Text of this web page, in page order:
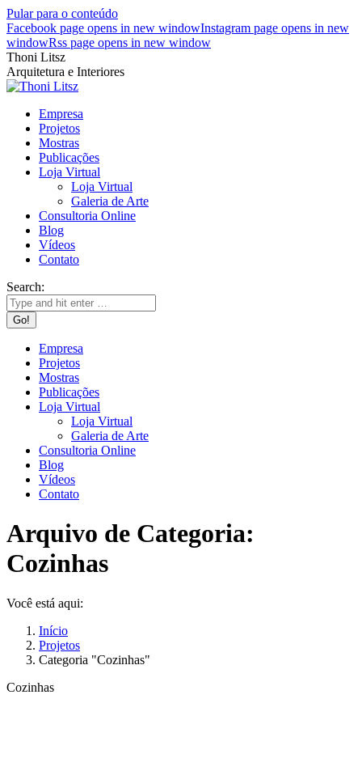
Pular para o conteúdo
Facebook page opens in new windowInstagram page opens in new
windowRss page opens in new window
Thoni Litsz
Arquitetura e Interiores
Empresa
Projetos
Mostras
Publicações
Loja Virtual
Loja Virtual
Galeria de Arte
Consultoria Online
Blog
Vídeos
Contato
Search:
Empresa
Projetos
Mostras
Publicações
Loja Virtual
Loja Virtual
Galeria de Arte
Consultoria Online
Blog
Vídeos
Contato
Arquivo de Categoria:
Cozinhas
Você está aqui:
Início
Projetos
Categoria "Cozinhas"
Cozinhas